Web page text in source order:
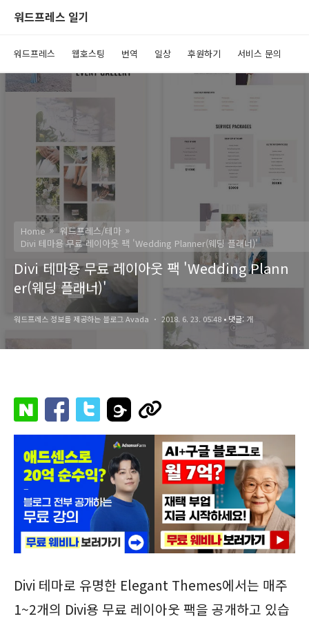
워드프레스 일기
워드프레스 웹호스팅 번역 일상 후원하기 서비스 문의
Home
워드프레스/테마
Divi 테마용 무료 레이아웃 팩 'Wedding Planner(웨딩 플래너)'
Divi 테마용 무료 레이아웃 팩 'Wedding Plann
er(웨딩 플래너)'
워드프레스 정보를 제공하는 블로그 Avada 2018. 6. 23. 05:48 • 댓글: 개
Divi 테마로 유명한 Elegant Themes에서는 매주
1~2개의 Divi용 무료 레이아웃 팩을 공개하고 있습